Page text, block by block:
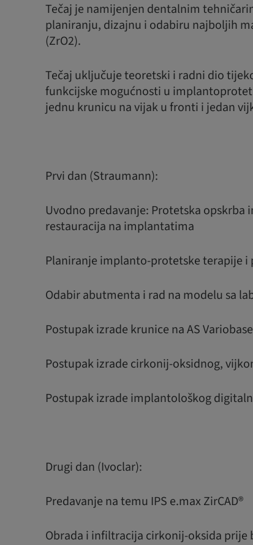
Tečaj je namijenjen dentalnim
planiranju, dizajnu i odabiru najboljih
(ZrO2).
Tečaj uključuje teoretski i radni dio
funkcijske mogućnosti u
jednu krunicu na vijak u fronti i jedan
Prvi dan (Straumann):
Uvodno predavanje: Protetska
restauracija na implantatima
Planiranje implanto-protetske terapije i
Odabir abutmenta i rad na modelu sa
Postupak izrade krunice na AS
Postupak izrade cirkonij-oksidnog,
Postupak izrade implantološkog
Drugi dan (Ivoclar):
Predavanje na temu IPS e.max ZirCAD®
Obrada i infiltracija cirkonij-oksida